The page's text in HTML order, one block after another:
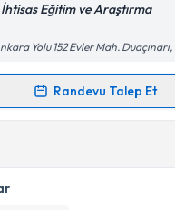
verilerimin işlenmesine ilişkin
işlenmesini kabul
Takvim Talebini
Eğitim ve Araştırma
Yolu 152 Evler Mah. Duaçınarı,
Randevu Talep Et
Takvimi Talebi
e-posta ile